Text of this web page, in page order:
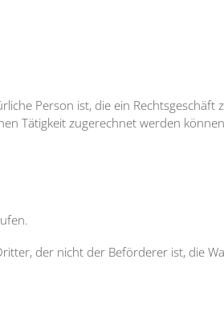
Person ist, die ein Rechtsgeschäft
Tätigkeit zugerechnet werden
der nicht der Beförderer ist, die